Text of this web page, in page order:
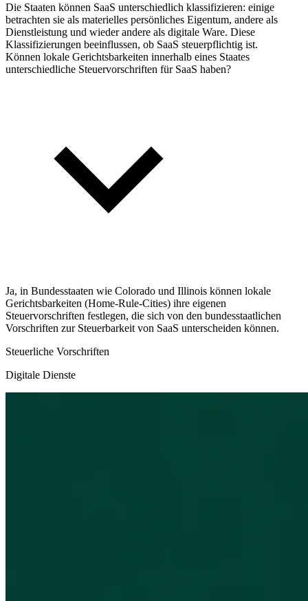
Die Staaten können SaaS unterschiedlich klassifizieren: einige
betrachten sie als materielles persönliches Eigentum, andere als
Dienstleistung und wieder andere als digitale Ware. Diese
Klassifizierungen beeinflussen, ob SaaS steuerpflichtig ist.
Können lokale Gerichtsbarkeiten innerhalb eines Staates
unterschiedliche Steuervorschriften für SaaS haben?
Ja, in Bundesstaaten wie Colorado und Illinois können lokale
Gerichtsbarkeiten (Home-Rule-Cities) ihre eigenen
Steuervorschriften festlegen, die sich von den bundesstaatlichen
Vorschriften zur Steuerbarkeit von SaaS unterscheiden können.
Steuerliche Vorschriften
Digitale Dienste